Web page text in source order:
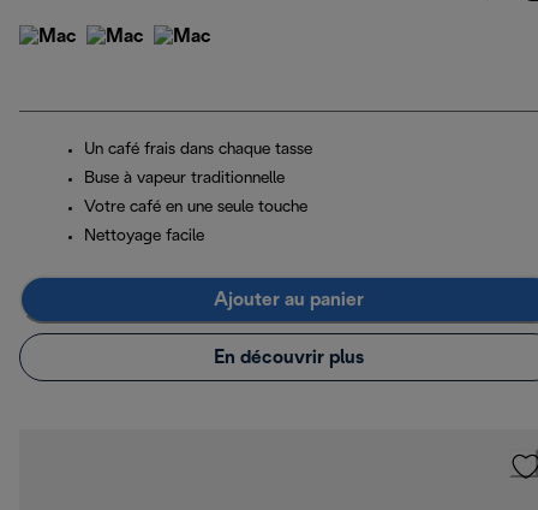
Un café frais dans chaque tasse
Buse à vapeur traditionnelle
Votre café en une seule touche
Nettoyage facile
Ajouter au panier
En découvrir plus